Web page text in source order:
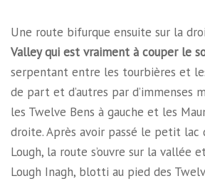
Une route bifurque ensuite sur la
Valley qui est vraiment à couper le
serpentant entre les tourbières et
de part et d’autres par d’immenses
les Twelve Bens à gauche et les
droite. Après avoir passé le petit lac
Lough, la route s’ouvre sur la vallée
Lough Inagh, blotti au pied des